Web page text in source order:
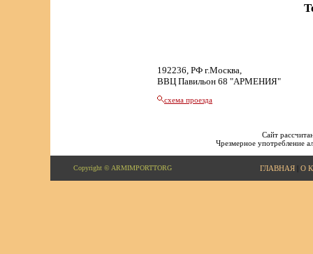
192236, РФ г.Москва,
ВВЦ Павильон 68 "АРМЕНИЯ"
схема проезда
Сайт
Чрезмерное употребление
Copyright © ARMIMPORTTORG ГЛАВНАЯ| О